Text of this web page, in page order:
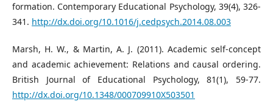
formation. Contemporary Educational Psychology, 39(4), 326-
341. http://dx.doi.org/10.1016/j.cedpsych.2014.08.003
Marsh, H. W., & Martin, A. J. (2011). Academic self-concept
and academic achievement: Relations and causal ordering.
British Journal of Educational Psychology, 81(1), 59-77.
http://dx.doi.org/10.1348/000709910X503501